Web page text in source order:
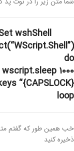
wshShell
do
wscript.sleep 1000
“{CAPSLOCK}”
loop
ذخیره کنید